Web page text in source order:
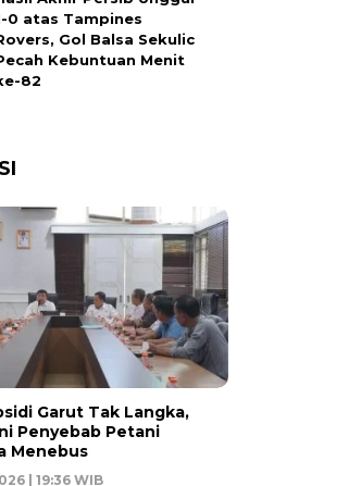
0 atas Tampines
Gol Balsa Sekulic
Kebuntuan Menit
82
Garut Tak Langka,
Penyebab Petani
Menebus
| 19:36 WIB